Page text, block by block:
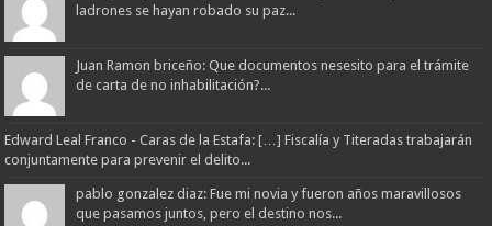
ladrones se hayan robado su paz...
Juan Ramon briceño: Que documentos nesesito para el trámite
de carta de no inhabilitación?...
Edward Leal Franco - Caras de la Estafa: […] Fiscalía y Titeradas trabajarán
conjuntamente para prevenir el delito...
pablo gonzalez diaz: Fue mi novia y fueron años maravillosos
que pasamos juntos, pero el destino nos...